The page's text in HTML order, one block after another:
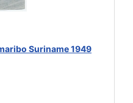
Suriname 1949